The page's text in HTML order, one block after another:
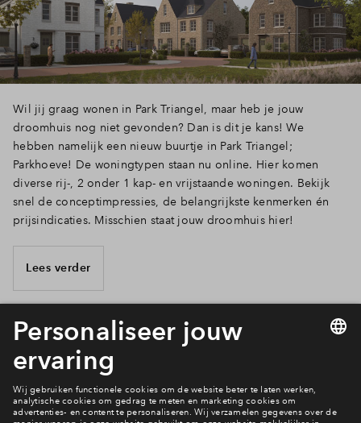
Wil jij graag wonen in Park Triangel, maar heb je jouw
droomhuis nog niet gevonden? Dan is dit je kans! We
hebben namelijk een nieuw buurtje in Park Triangel;
Parkhoeve! De woningtypen staan nu online. Hier komen
diverse rij-, 2 onder 1 kap- en vrijstaande woningen. Bekijk
snel de conceptimpressies, de belangrijkste kenmerken én
prijsindicaties. Misschien staat jouw droomhuis hier!
Lees verder
2 van 2